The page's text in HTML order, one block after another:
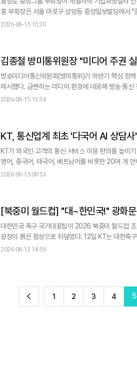
홍 부회장은 서울 마포구 상암동 중앙일보빌딩에서
의를 일으킨 점 죄송하다"고 사과했다. 홍 부회장은 "회사 경영 안정을 위해 최선을 다했으나 대외 경제 여건 악화, 신용등
2026-06-15 15:20
김종철 방미통위원장 "미디어 주권
방송미디어통신위원회(방미통위)가 하반기 핵심 정
제시했다. 급변하는 미디어 환경에 대응해 방송·통신 정
미통위 위원장은 15일 정부과천청사에서 열린 기자
2026-06-15 13:34
KT, 통신업계 최초 '다국어 AI 상담
KT가 외국인 고객의 통신 서비스 이용 편의를 높이기
영어, 중국어, 태국어, 베트남어를 비롯한 20여 개
15일 밝혔다. 요금제·부가서비스·가입 절차·멤버십
2026-06-15 08:53
[북중미 월드컵] "대~한
대한민국 축구 국가대표팀이 2026 북중미 월드컵
광장이 붉은 함성으로 뒤덮였다. 12일 KT는 대한축구협회(KFA) 및 붉은악마와 손잡고 거리응원 행사를 개최했다. 초여름
햇살이 내리쬐는 오후부터 광화문광장에는 붉은 티
2026-06-12 14:55
이 1 2 3 4 5